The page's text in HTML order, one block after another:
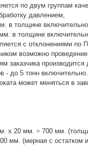
по двум группам
давлением,
в толщине
в толщине
с отклонениями
возможно
заказчика
- до 5 тонн включительно.
может меняться в
х 20 мм. ÷ 700 мм.
мм. (мерная с остатком